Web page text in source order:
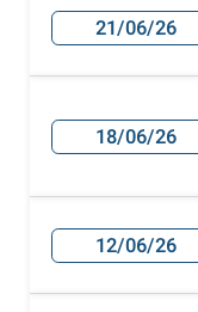
21/06/26
18/06/26
12/06/26